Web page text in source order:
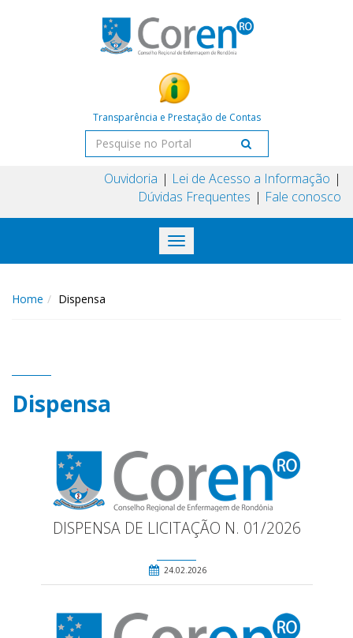
Transparência e Prestação de Contas
Ouvidoria
Lei de Acesso a Informação
Dúvidas Frequentes
Fale conosco
Toggle
navigation
Home Dispensa
Dispensa
DISPENSA DE LICITAÇÃO N. 01/2026
24.02.2026